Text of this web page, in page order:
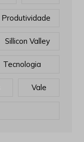
Produtividade
Sillicon Valley
Tecnologia
Vale